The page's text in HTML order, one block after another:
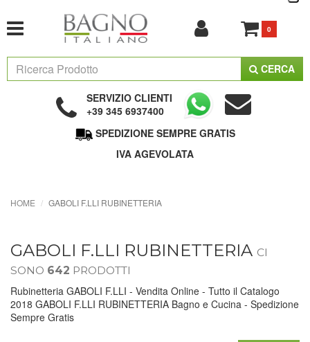
0
CERCA
SERVIZIO CLIENTI
+39 345 6937400
SPEDIZIONE SEMPRE GRATIS
IVA AGEVOLATA
HOME GABOLI F.LLI RUBINETTERIA
GABOLI F.LLI RUBINETTERIA CI
SONO 642 PRODOTTI
Rubinetteria GABOLI F.LLI - Vendita Online - Tutto il Catalogo
2018 GABOLI F.LLI RUBINETTERIA Bagno e Cucina - Spedizione
Sempre Gratis